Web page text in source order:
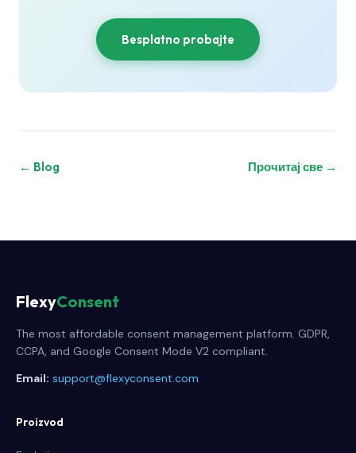
Besplatno probajte
← Blog Прочитај све →
FlexyConsent
The most affordable consent management platform. GDPR,
CCPA, and Google Consent Mode V2 compliant.
Email: support@flexyconsent.com
Proizvod